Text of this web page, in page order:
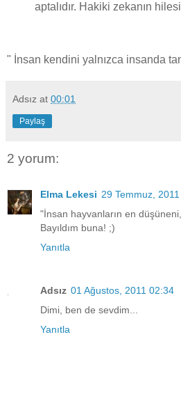
aptalıdır. Hakiki zekanın
" İnsan kendini yalnızca insanda
Adsız at 00:01
Paylaş
2 yorum:
Elma Lekesi 29 Temmuz,
"İnsan hayvanların en
Bayıldım buna! ;)
Yanıtla
Adsız 01 Ağustos, 2011 02:34
Dimi, ben de sevdim...
Yanıtla